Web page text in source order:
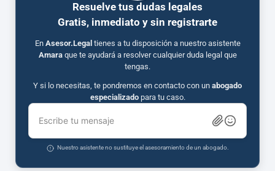
Resuelve tus dudas legales
Gratis, inmediato y sin registrarte
En Asesor.Legal tienes a tu disposición a nuestro asistente
Amaraque te ayudará a resolver cualquier duda legal que
tengas.
Y si lo necesitas, te pondremos en contacto con un abogado
especializadopara tu caso.
Escribe tu mensaje
Nuestro asistente no sustituye el asesoramiento de un abogado.